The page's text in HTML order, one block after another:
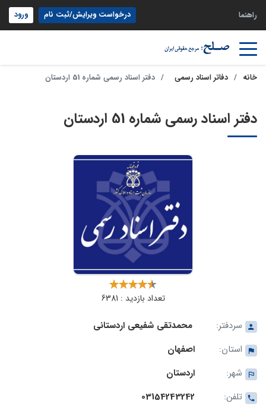
راهنما درخواست ویرایش/ثبت نام ورود
خانه دفاتر اسناد رسمی دفتر اسناد رسمی شماره 51 اردستان
دفتر اسناد رسمی شماره 51 اردستان
تعداد بازدید : 6381
سردفتر:
محمدتقی شفیعی اردستانی
استان:
اصفهان
شهر:
اردستان
تلفن:
03154243242